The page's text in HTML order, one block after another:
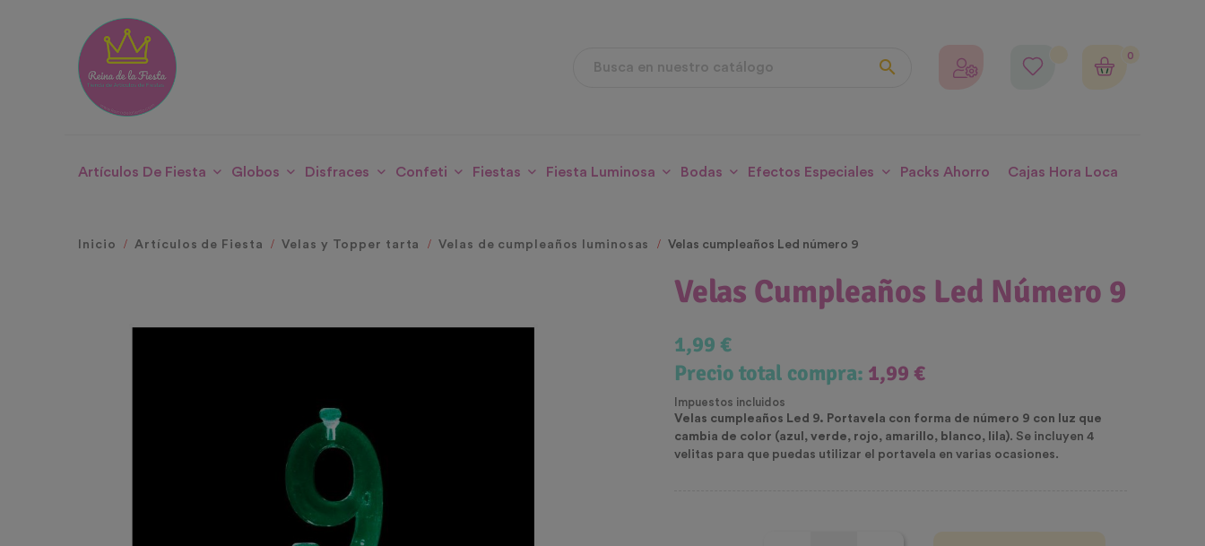

0
Artículos De Fiesta Globos Disfraces Confeti Fiestas Fiesta Luminosa Bodas Efectos Especiales Packs Ahorro Cajas Hora Loca
Inicio Artículos de Fiesta Velas y Topper tarta Velas de cumpleaños luminosas Velas cumpleaños Led número 9
Velas Cumpleaños Led Número 9
1,99 €
Precio total compra: 1,99 €
Impuestos incluidos
Velas cumpleaños Led 9. Portavela con forma de número 9 con luz que
cambia de color (azul, verde, rojo, amarillo, blanco, lila). Se incluyen 4
velitas para que puedas utilizar el portavela en varias ocasiones.